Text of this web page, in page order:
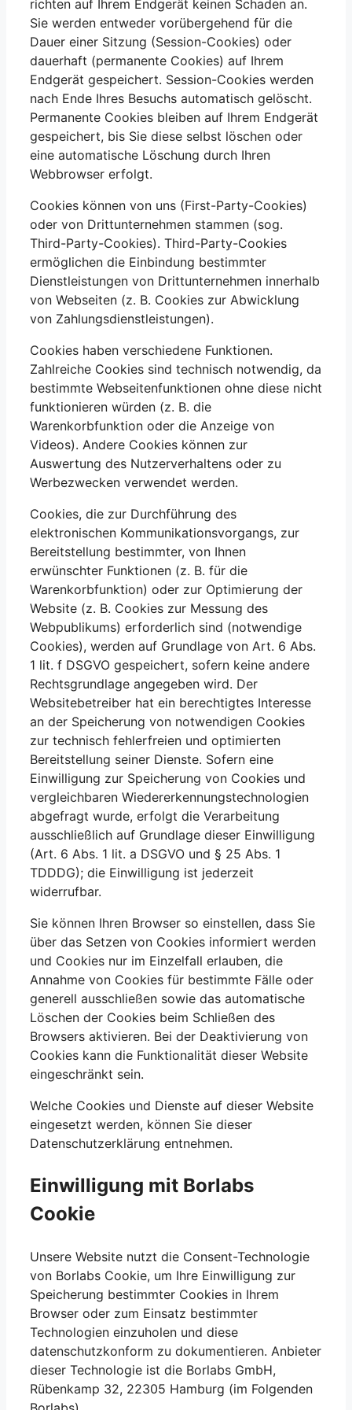
richten auf Ihrem Endgerät keinen Schaden an.
Sie werden entweder vorübergehend für die
Dauer einer Sitzung (Session-Cookies) oder
dauerhaft (permanente Cookies) auf Ihrem
Endgerät gespeichert. Session-Cookies werden
nach Ende Ihres Besuchs automatisch gelöscht.
Permanente Cookies bleiben auf Ihrem Endgerät
gespeichert, bis Sie diese selbst löschen oder
eine automatische Löschung durch Ihren
Webbrowser erfolgt.
Cookies können von uns (First-Party-Cookies)
oder von Drittunternehmen stammen (sog.
Third-Party-Cookies). Third-Party-Cookies
ermöglichen die Einbindung bestimmter
Dienstleistungen von Drittunternehmen innerhalb
von Webseiten (z. B. Cookies zur Abwicklung
von Zahlungsdienstleistungen).
Cookies haben verschiedene Funktionen.
Zahlreiche Cookies sind technisch notwendig, da
bestimmte Webseitenfunktionen ohne diese nicht
funktionieren würden (z. B. die
Warenkorbfunktion oder die Anzeige von
Videos). Andere Cookies können zur
Auswertung des Nutzerverhaltens oder zu
Werbezwecken verwendet werden.
Cookies, die zur Durchführung des
elektronischen Kommunikationsvorgangs, zur
Bereitstellung bestimmter, von Ihnen
erwünschter Funktionen (z. B. für die
Warenkorbfunktion) oder zur Optimierung der
Website (z. B. Cookies zur Messung des
Webpublikums) erforderlich sind (notwendige
Cookies), werden auf Grundlage von Art. 6 Abs.
1 lit. f DSGVO gespeichert, sofern keine andere
Rechtsgrundlage angegeben wird. Der
Websitebetreiber hat ein berechtigtes Interesse
an der Speicherung von notwendigen Cookies
zur technisch fehlerfreien und optimierten
Bereitstellung seiner Dienste. Sofern eine
Einwilligung zur Speicherung von Cookies und
vergleichbaren Wiedererkennungstechnologien
abgefragt wurde, erfolgt die Verarbeitung
ausschließlich auf Grundlage dieser Einwilligung
(Art. 6 Abs. 1 lit. a DSGVO und § 25 Abs. 1
TDDDG); die Einwilligung ist jederzeit
widerrufbar.
Sie können Ihren Browser so einstellen, dass Sie
über das Setzen von Cookies informiert werden
und Cookies nur im Einzelfall erlauben, die
Annahme von Cookies für bestimmte Fälle oder
generell ausschließen sowie das automatische
Löschen der Cookies beim Schließen des
Browsers aktivieren. Bei der Deaktivierung von
Cookies kann die Funktionalität dieser Website
eingeschränkt sein.
Welche Cookies und Dienste auf dieser Website
eingesetzt werden, können Sie dieser
Datenschutzerklärung entnehmen.
Einwilligung mit Borlabs
Cookie
Unsere Website nutzt die Consent-Technologie
von Borlabs Cookie, um Ihre Einwilligung zur
Speicherung bestimmter Cookies in Ihrem
Browser oder zum Einsatz bestimmter
Technologien einzuholen und diese
datenschutzkonform zu dokumentieren. Anbieter
dieser Technologie ist die Borlabs GmbH,
Rübenkamp 32, 22305 Hamburg (im Folgenden